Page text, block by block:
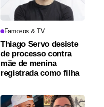
Famosos & TV
Thiago Servo desiste
de processo contra
mãe de menina
registrada como filha